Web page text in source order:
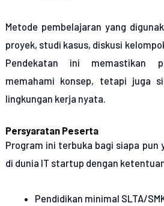
Metode pembelajaran yang
proyek, studi kasus, diskusi
Pendekatan ini memastikan
memahami konsep, tetapi juga
lingkungan kerja nyata.
Persyaratan Peserta
Program ini terbuka bagi siapa pun
di dunia IT startup dengan
Pendidikan minimal SLTA/